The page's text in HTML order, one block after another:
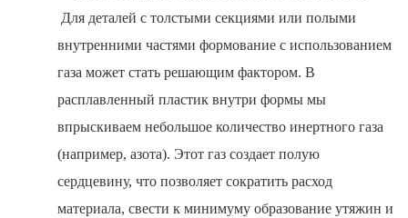
Для деталей с толстыми секциями или полыми
внутренними частями формование с использованием
газа может стать решающим фактором. В
расплавленный пластик внутри формы мы
впрыскиваем небольшое количество инертного газа
(например, азота). Этот газ создает полую
сердцевину, что позволяет сократить расход
материала, свести к минимуму образование утяжин и